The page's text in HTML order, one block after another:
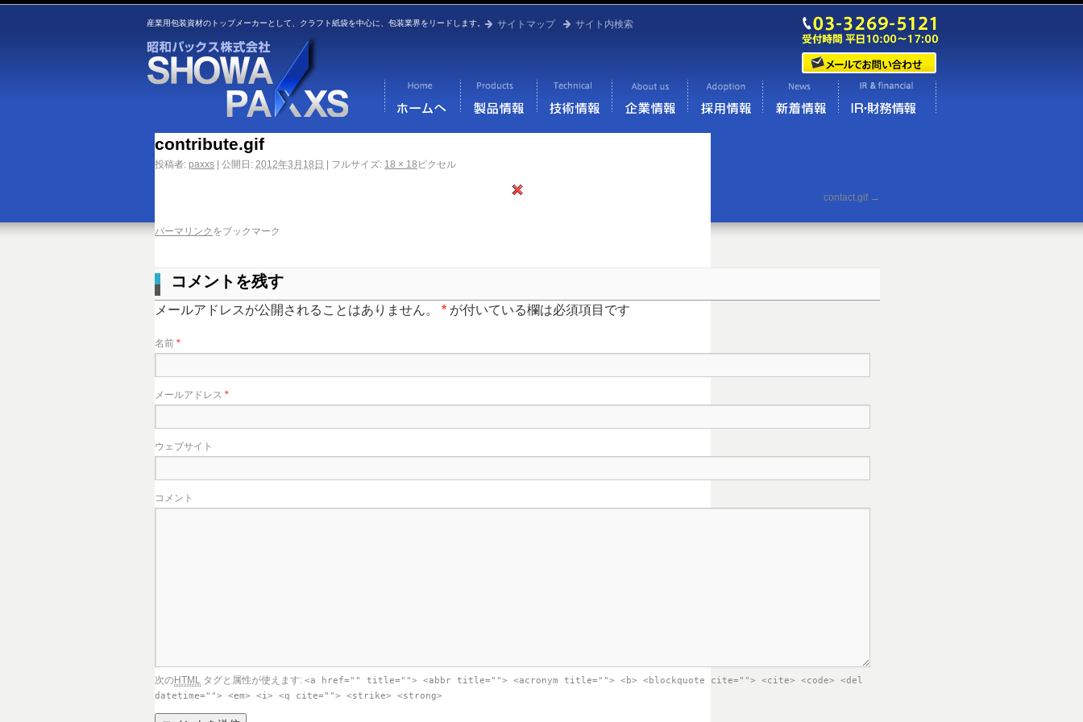
産業用包装資材のトップメーカーとして、クラフト紙袋を中心に、包装業界をリードします。 サイトマップ サイト内検索
contribute.gif
投稿者: paxxs 公開日: 2012年3月18日 フルサイズ: 18 × 18 ピクセル
contact.gif
パーマリンク をブックマーク
コメントを残す
メールアドレスが公開されることはありません。 * が付いている欄は必須項目です
名前 *
メールアドレス *
ウェブサイト
コメント
次のHTML タグと属性が使えます: <a href="" title=""> <abbr title=""> <acronym title=""> <b> <blockquote cite=""> <cite> <code> <del
datetime=""> <em> <i> <q cite=""> <strike> <strong>